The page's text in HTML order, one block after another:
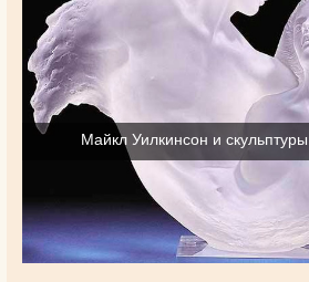
Майкл Уилкинсон и скульптуры